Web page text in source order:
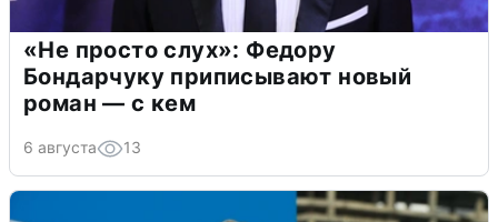
«Не просто слух»: Федору
Бондарчуку приписывают новый
роман — с кем
6 августа 13